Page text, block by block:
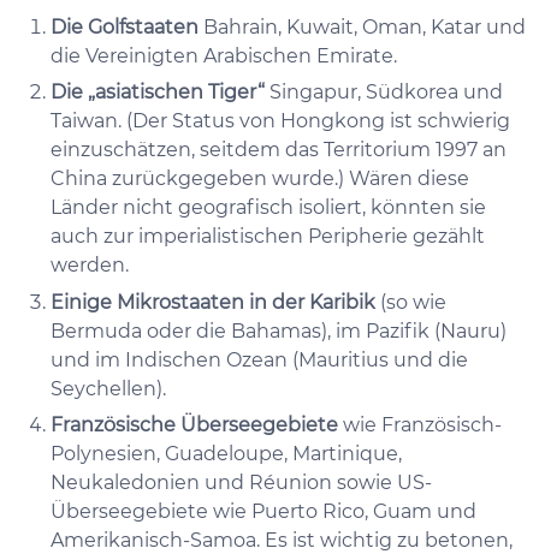
Die Golfstaaten Bahrain, Kuwait, Oman, Katar und
die Vereinigten Arabischen Emirate.
Die „asiatischen Tiger“Singapur, Südkorea und
Taiwan. (Der Status von Hongkong ist schwierig
einzuschätzen, seitdem das Territorium 1997 an
China zurückgegeben wurde.) Wären diese
Länder nicht geografisch isoliert, könnten sie
auch zur imperialistischen Peripherie gezählt
werden.
Einige Mikrostaaten in der Karibik(so wie
Bermuda oder die Bahamas), im Pazifik (Nauru)
und im Indischen Ozean (Mauritius und die
Seychellen).
Französische Überseegebietewie Französisch-
Polynesien, Guadeloupe, Martinique,
Neukaledonien und Réunion sowie US-
Überseegebiete wie Puerto Rico, Guam und
Amerikanisch-Samoa. Es ist wichtig zu betonen,